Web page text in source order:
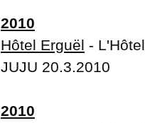
2010
Hôtel Erguël -
JUJU 20.3.2010
2010